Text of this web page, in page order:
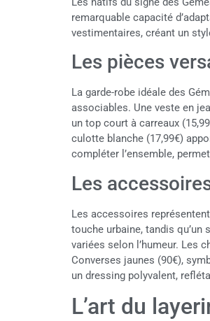
remarquable capacité
vestimentaires, créant un
Les pièces
La garde-robe idéale des
associables. Une veste en
un top court à carreaux
culotte blanche (17,99€)
compléter l’ensemble,
Les
Les accessoires
touche urbaine, tandis
variées selon l’humeur. Les
Converses jaunes (90€),
un dressing polyvalent,
L’art du